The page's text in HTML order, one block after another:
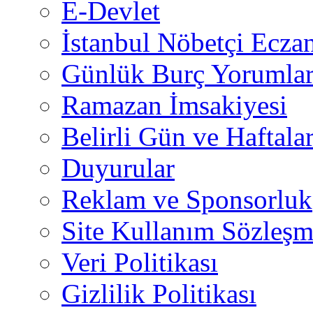
E-Devlet
İstanbul Nöbetçi
Günlük Burç
Ramazan İmsakiyesi
Belirli Gün ve
Duyurular
Reklam ve Sponsorluk
Site Kullanım
Veri Politikası
Gizlilik Politikası